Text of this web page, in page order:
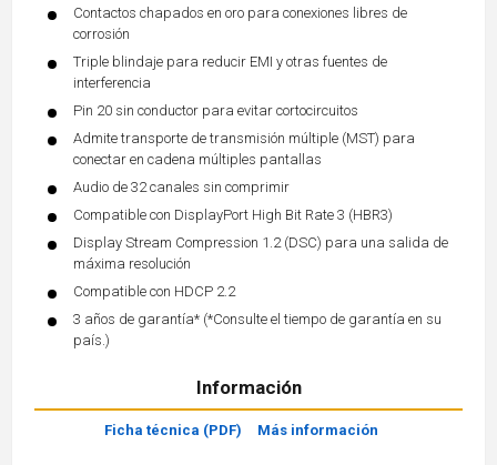
Contactos chapados en oro para conexiones libres de
corrosión
Triple blindaje para reducir EMI y otras fuentes de
interferencia
Pin 20 sin conductor para evitar cortocircuitos
Admite transporte de transmisión múltiple (MST) para
conectar en cadena múltiples pantallas
Audio de 32 canales sin comprimir
Compatible con DisplayPort High Bit Rate 3 (HBR3)
Display Stream Compression 1.2 (DSC) para una salida de
máxima resolución
Compatible con HDCP 2.2
3 años de garantía* (*Consulte el tiempo de garantía en su
país.)
Información
Ficha técnica (PDF) Más información